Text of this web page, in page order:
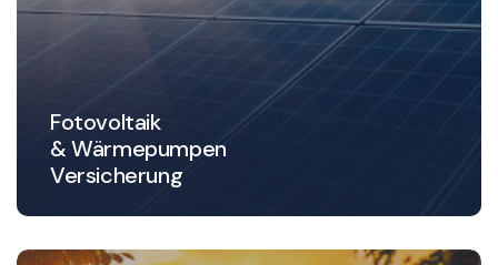
Fotovoltaik
& Wärmepumpen
Versicherung